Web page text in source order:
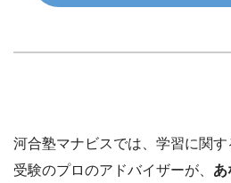
河合塾マナビスでは、学習に関す
受験のプロのアドバイザーが、 あ